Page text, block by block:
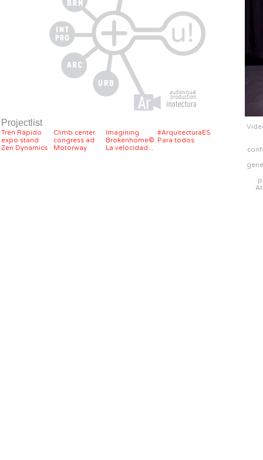
Projectlist
Tren Rápido Climb center Imagining
#ArquitecturaES
expo stand
congress ad Brokenhome© Para todos
Zen Dynamics
Motorway La velocidad...